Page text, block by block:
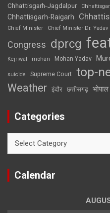
Chhattisgarh-Jagdalpur
Chhattisgarh-Raigarh
Chief Minister
Chief Minister Dr. Yadav
Congress dprcg
Kejriwal mohan Mohan Yadav
suicide Supreme Court top-
Weather इंदौर छत्तीसगढ़ भोपाल
Categories
Calendar